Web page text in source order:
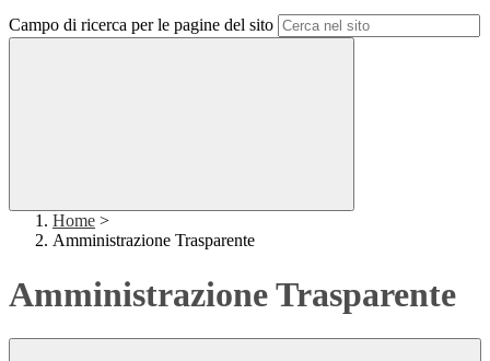
Campo di ricerca per le pagine del sito
Home >
Amministrazione Trasparente
Amministrazione Trasparente